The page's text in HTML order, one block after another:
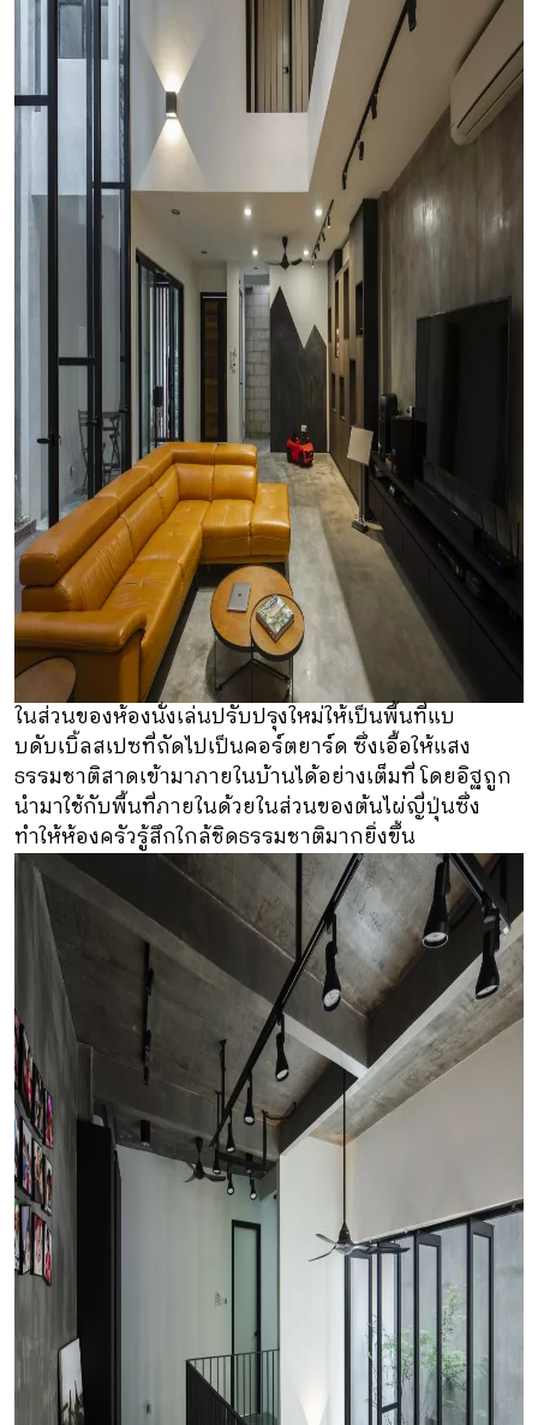
ในส่วนของห้องนั่งเล่นปรับปรุงใหม่ให้เป็นพื้นที่แบ
บดับเบิ้ลสเปซที่ถัดไปเป็นคอร์ตยาร์ด ซึ่งเอื้อให้แสง
ธรรมชาติสาดเข้ามาภายในบ้านได้อย่างเต็มที่ โดยอิฐถูก
นำมาใช้กับพื้นที่ภายในด้วยในส่วนของต้นไผ่ญี่ปุ่นซึ่ง
ทำให้ห้องครัวรู้สึกใกล้ชิดธรรมชาติมากยิ่งขึ้น